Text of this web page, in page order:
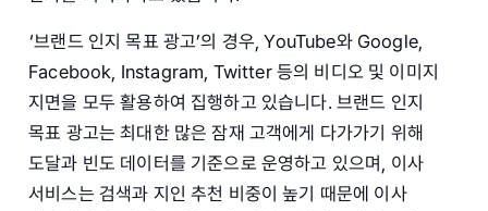
‘브랜드 인지 목표 광고’의 경우, YouTube와 Google,
Facebook, Instagram, Twitter 등의 비디오 및 이미지
지면을 모두 활용하여 집행하고 있습니다. 브랜드 인지
목표 광고는 최대한 많은 잠재 고객에게 다가가기 위해
도달과 빈도 데이터를 기준으로 운영하고 있으며, 이사
서비스는 검색과 지인 추천 비중이 높기 때문에 이사